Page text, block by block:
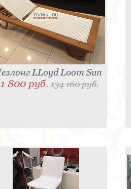
LLoyd Loom Sun
800 руб.134 160 руб.